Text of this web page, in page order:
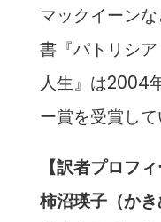
マックイーン
書『パトリシ
人生』は2004
ー賞を受賞して
【訳者プロフィ
柿沼瑛子（かき